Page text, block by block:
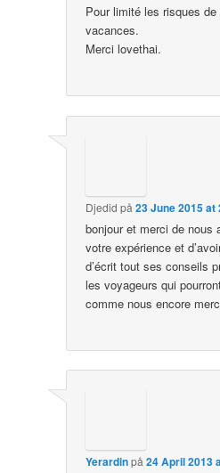
Pour limité les risques
vacances.
Merci lovethai.
Djedid på23 June 2015 at
bonjour et merci de nous
votre expérience et
d’écrit tout ses conseils
les voyageurs qui
comme nous encore
Yerardinpå24 April 2013